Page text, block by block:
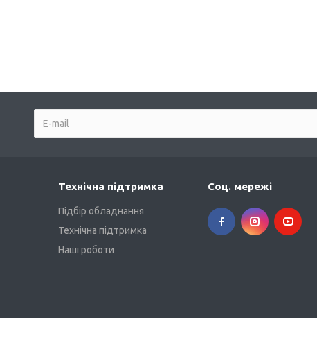
Технічна підтримка
Підбір обладнання
Технічна підтримка
Наші роботи
Соц. мережі